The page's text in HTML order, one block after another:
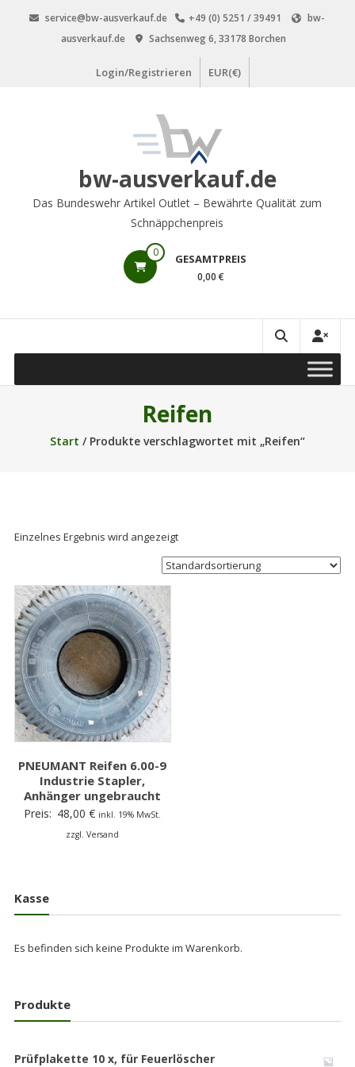
service@bw-ausverkauf.de +49 (0) 5251 / 39491
bw-
ausverkauf.de
Sachsenweg 6, 33178 Borchen
Login/Registrieren EUR(€)
bw-ausverkauf.de
Das Bundeswehr Artikel Outlet – Bewährte Qualität zum
Schnäppchenpreis
0 GESAMTPREIS
0,00 €
Reifen
Start / Produkte verschlagwortet mit „Reifen“
Einzelnes Ergebnis wird angezeigt
PNEUMANT Reifen 6.00-9
Industrie Stapler,
Anhänger ungebraucht
Preis: 48,00€ inkl. 19% MwSt.
zzgl. Versand
Kasse
Es befinden sich keine Produkte im Warenkorb.
Produkte
Prüfplakette 10 x, für Feuerlöscher